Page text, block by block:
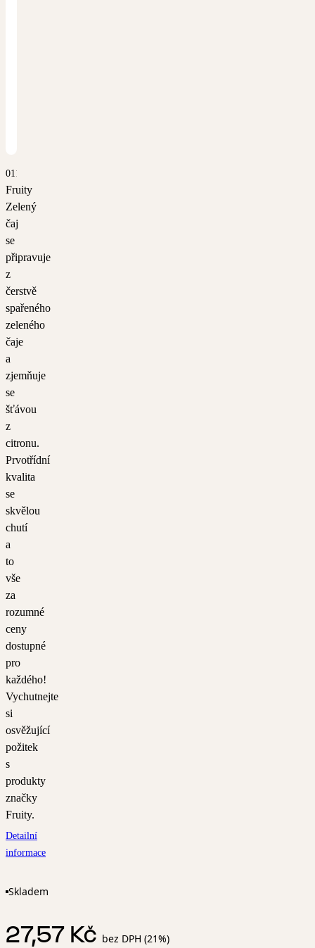
0114
Fruity
Zelený
čaj
se
připravuje
z
čerstvě
spařeného
zeleného
čaje
a
zjemňuje
se
šťávou
z
citronu.
Prvotřídní
kvalita
se
skvělou
chutí
a
to
vše
za
rozumné
ceny
dostupné
pro
každého!
Vychutnejte
si
osvěžující
požitek
s
produkty
značky
Fruity.
Detailní
informace
Skladem
27,57 Kč bez DPH (21%)